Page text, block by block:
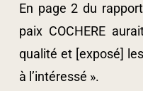
En page 2 du
paix COCHERE
qualité et [exposé]
à l’intéressé ».